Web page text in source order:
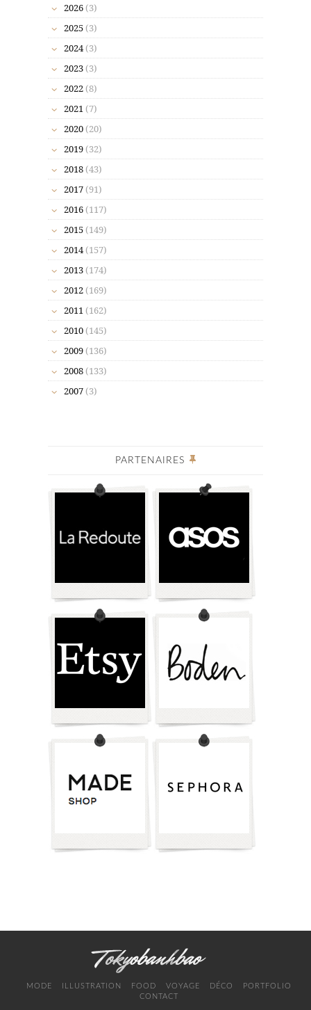
2026 (3)
2025 (3)
2024 (3)
2023 (3)
2022 (8)
2021 (7)
2020 (20)
2019 (32)
2018 (43)
2017 (91)
2016 (117)
2015 (149)
2014 (157)
2013 (174)
2012 (169)
2011 (162)
2010 (145)
2009 (136)
2008 (133)
2007 (3)
PARTENAIRES
MODE ILLUSTRATION FOOD VOYAGE DÉCO
PORTFOLIO
CONTACT